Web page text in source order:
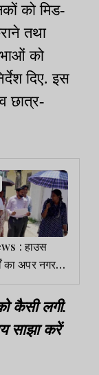
को मिड-
तथा
को
दिए. इस
छात्र-
: हाउस
का अपर नगर
निरीक्षण
कैसी लगी.
साझा करें